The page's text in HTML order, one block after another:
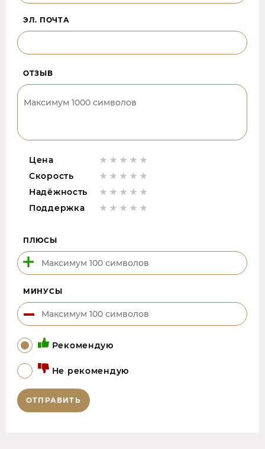
ЭЛ. ПОЧТА
ОТЗЫВ
Цена
Скорость
Надёжность
Поддержка
ПЛЮСЫ
МИНУСЫ
Рекомендую
Не рекомендую
ОТПРАВИТЬ